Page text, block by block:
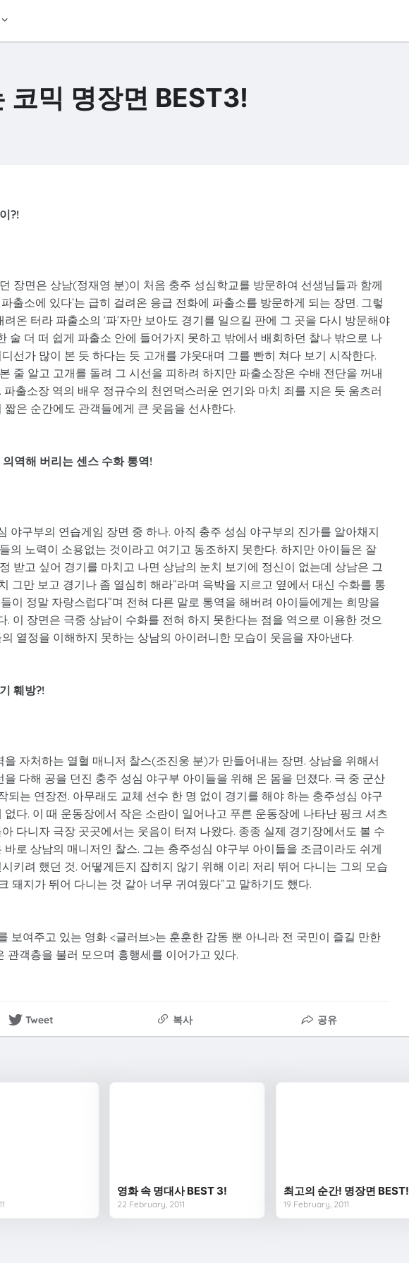
코믹 명장면 BEST3!
?!
장면은 상남(정재영 분)이 처음 충주 성심학교를 방문하여 선생님들과 함께
출소에 있다’는 급히 걸려온 응급 전화에 파출소를 방문하게 되는 장면. 그렇
온 터라 파출소의 ‘파’자만 보아도 경기를 일으킬 판에 그 곳을 다시 방문해야
술 더 떠 쉽게 파출소 안에 들어가지 못하고 밖에서 배회하던 찰나 밖으로 나
선가 많이 본 듯 하다는 듯 고개를 갸웃대며 그를 빤히 쳐다 보기 시작한다.
줄 알고 고개를 돌려 그 시선을 피하려 하지만 파출소장은 수배 전단을 꺼내
출소장 역의 배우 정규수의 천연덕스러운 연기와 마치 죄를 지은 듯 움츠러
은 순간에도 관객들에게 큰 웃음을 선사한다.
의역해 버리는 센스 수화 통역!
야구부의 연습게임 장면 중 하나. 아직 충주 성심 야구부의 진가를 알아채지
의 노력이 소용없는 것이라고 여기고 동조하지 못한다. 하지만 아이들은 잘
받고 싶어 경기를 마치고 나면 상남의 눈치 보기에 정신이 없는데 상남은 그
그만 보고 경기나 좀 열심히 해라”라며 윽박을 지르고 옆에서 대신 수화를 통
이 정말 자랑스럽다”며 전혀 다른 말로 통역을 해버려 아이들에게는 희망을
이 장면은 극중 상남이 수화를 전혀 하지 못한다는 점을 역으로 이용한 것으
열정을 이해하지 못하는 상남의 아이러니한 모습이 웃음을 자아낸다.
훼방?!
자처하는 열혈 매니저 찰스(조진웅 분)가 만들어내는 장면. 상남을 위해서
다해 공을 던진 충주 성심 야구부 아이들을 위해 온 몸을 던졌다. 극 중 군산
되는 연장전. 아무래도 교체 선수 한 명 없이 경기를 해야 하는 충주성심 야구
다. 이 때 운동장에서 작은 소란이 일어나고 푸른 운동장에 나타난 핑크 셔츠
다니자 극장 곳곳에서는 웃음이 터져 나왔다. 종종 실제 경기장에서도 볼 수
로 상남의 매니저인 찰스. 그는 충주성심 야구부 아이들을 조금이라도 쉬게
키려 했던 것. 어떻게든지 잡히지 않기 위해 이리 저리 뛰어 다니는 그의 모습
돼지가 뛰어 다니는 것 같아 너무 귀여웠다”고 말하기도 했다.
보여주고 있는 영화 <글러브>는 훈훈한 감동 뿐 아니라 전 국민이 즐길 만한
관객층을 불러 모으며 흥행세를 이어가고 있다.
Tweet 복사 공유
영화 속 명대사 BEST 3!
22 February, 2011
최고의 순간! 명장면 BEST!
19 February, 2011